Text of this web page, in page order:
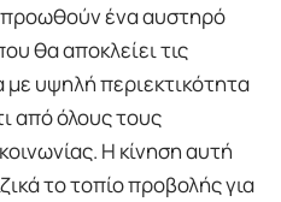
προωθούν ένα αυστηρό
θα αποκλείει τις
με υψηλή περιεκτικότητα
από όλους τους
Η κίνηση αυτή
το τοπίο προβολής για